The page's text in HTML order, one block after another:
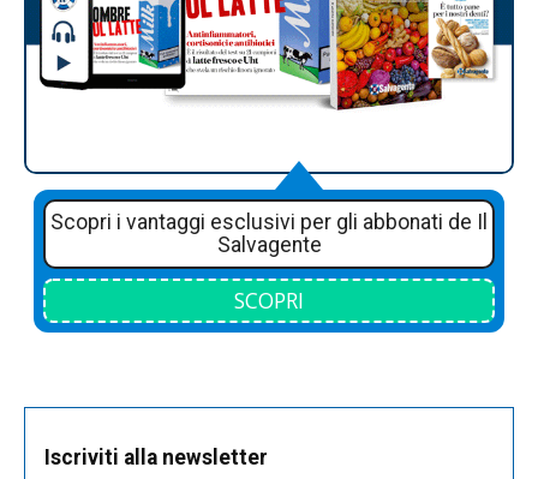
Scopri i vantaggi esclusivi per gli abbonati de Il
Salvagente
SCOPRI
Iscriviti alla newsletter